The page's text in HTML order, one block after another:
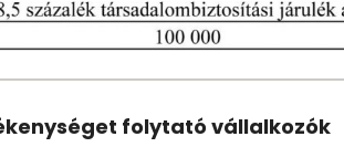
folytató vállalkozók